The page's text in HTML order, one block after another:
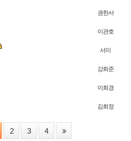
권한서
이관호
서미
강희준
이희경
김희정
2 3 4